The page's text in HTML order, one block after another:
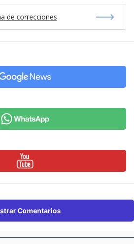
de correcciones
Comentarios